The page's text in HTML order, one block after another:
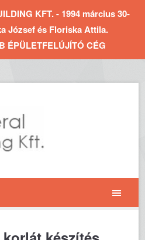
KFT. - 1994 március 30-
József és Floriska Attila.
ÉPÜLETFELÚJÍTÓ CÉG